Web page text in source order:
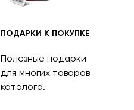
ПОДАРКИ К ПОКУПКЕ
Полезные подарки
для многих товаров
каталога.